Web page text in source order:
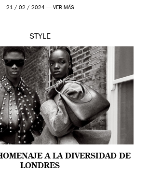
se prepara para una […]
21 / 02 / 2024 — VER MÁS
STYLE
A LA DIVERSIDAD DE
LONDRES